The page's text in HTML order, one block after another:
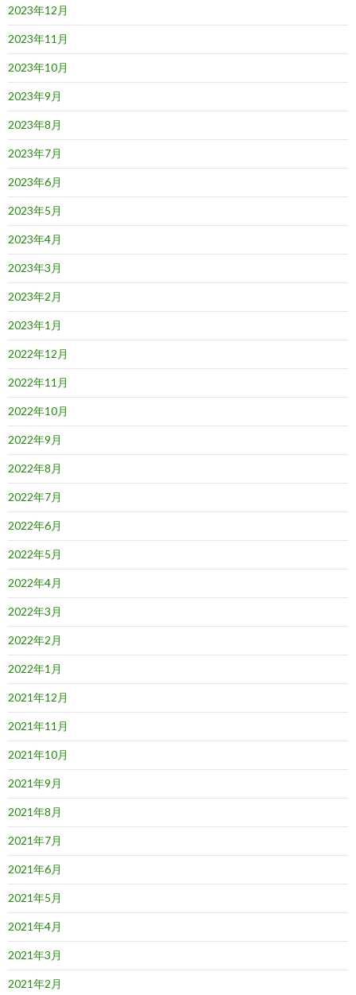
2023年12月
2023年11月
2023年10月
2023年9月
2023年8月
2023年7月
2023年6月
2023年5月
2023年4月
2023年3月
2023年2月
2023年1月
2022年12月
2022年11月
2022年10月
2022年9月
2022年8月
2022年7月
2022年6月
2022年5月
2022年4月
2022年3月
2022年2月
2022年1月
2021年12月
2021年11月
2021年10月
2021年9月
2021年8月
2021年7月
2021年6月
2021年5月
2021年4月
2021年3月
2021年2月